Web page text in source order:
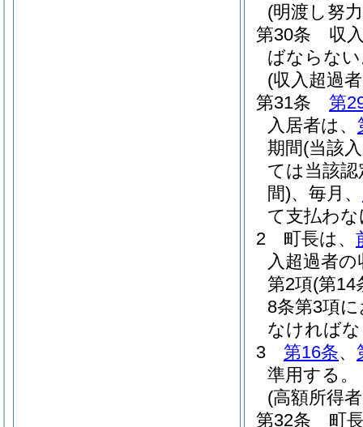
(明渡し努
第30条
収
ばならな
(収入超過
第31条
第
入居者は、
期間(当該
ては当該
間)、毎月、
て支払わ
2
町長は、
入超過者
第2項(第14
8条第3項
なければ
3
第16条、
準用する。
(高額所得
第32条
町